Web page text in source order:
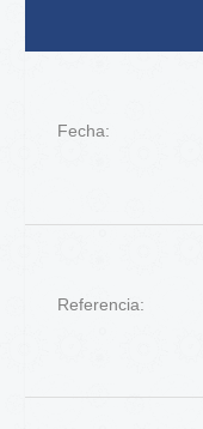
Fecha:
Referencia: